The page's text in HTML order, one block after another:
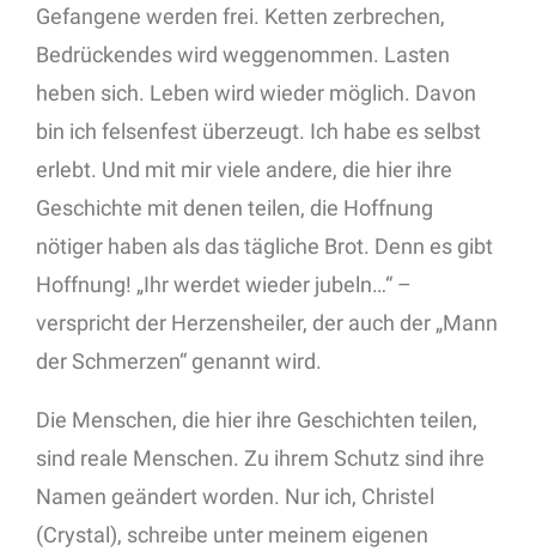
Gefangene werden frei. Ketten zerbrechen,
Bedrückendes wird weggenommen. Lasten
heben sich. Leben wird wieder möglich. Davon
bin ich felsenfest überzeugt. Ich habe es selbst
erlebt. Und mit mir viele andere, die hier ihre
Geschichte mit denen teilen, die Hoffnung
nötiger haben als das tägliche Brot. Denn es gibt
Hoffnung! „Ihr werdet wieder jubeln…“ –
verspricht der Herzensheiler, der auch der „Mann
der Schmerzen“ genannt wird.
Die Menschen, die hier ihre Geschichten teilen,
sind reale Menschen. Zu ihrem Schutz sind ihre
Namen geändert worden. Nur ich, Christel
(Crystal), schreibe unter meinem eigenen